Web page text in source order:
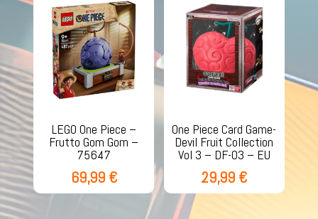
LEGO One Piece –
Frutto Gom Gom –
75647
69,99 €
One Piece Card Game-
Devil Fruit Collection
Vol 3 – DF-03 – EU
29,99 €